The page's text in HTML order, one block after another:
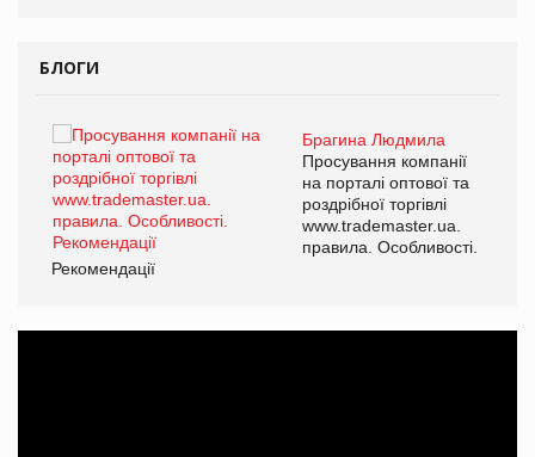
БЛОГИ
Брагина Людмила
Просування компанії
на порталі оптової та
роздрібної торгівлі
www.trademaster.ua.
правила. Особливості.
Рекомендації